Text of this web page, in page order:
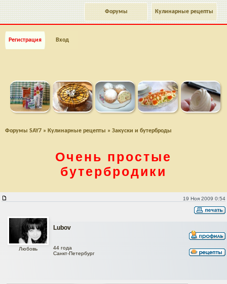
Кулинарные рецепты
Форумы
Регистрация Вход
Форумы SAY7 » Кулинарные рецепты » Закуски и бутерброды
Очень простые
бутербродики
19 Ноя 2009 0:54
Lubov
Любовь
44 года
Санкт-Петербург